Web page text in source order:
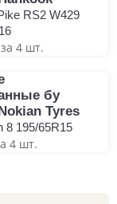
RS2 W429
за 4 шт.
бу
Tyres
8 195/65R15
4 шт.